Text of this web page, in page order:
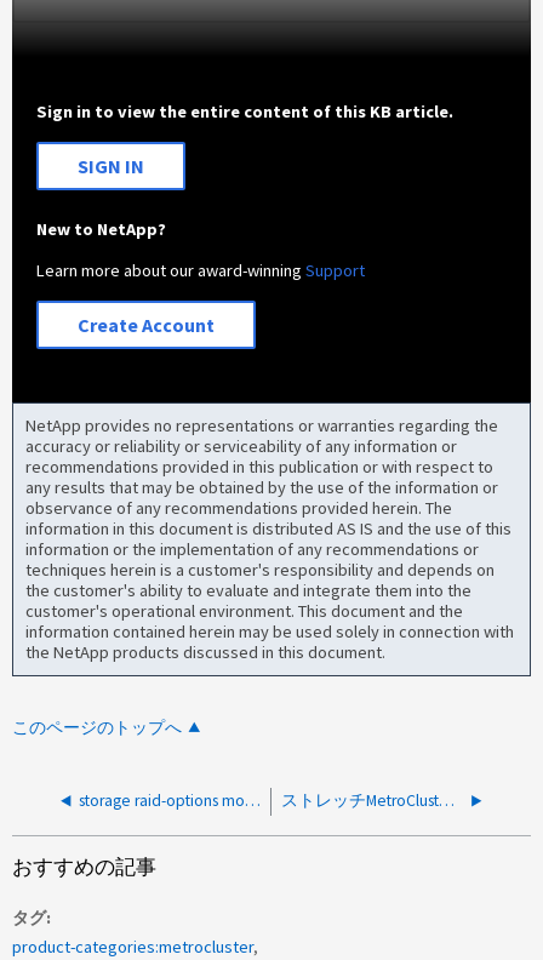
Sign in to view the entire content of this KB article.
SIGN IN
New to NetApp?
Learn more about our award-winningSupport
Create Account
NetApp provides no representations or warranties regarding the
accuracy or reliability or serviceability of any information or
recommendations provided in this publication or with respect to
any results that may be obtained by the use of the information or
observance of any recommendations provided herein. The
information in this document is distributed AS IS and the use of this
information or the implementation of any recommendations or
techniques herein is a customer's responsibility and depends on
the customer's ability to evaluate and integrate them into the
customer's operational environment. This document and the
information contained herein may be used solely in connection with
the NetApp products discussed in this document.
このページのトップへ
storage raid-options modify -node * -name raid.mirror_read_plex_pref alternate ストレッチMetroClusterスイッチオーバーノードに到達できません
おすすめの記事
タグ
product-categories:metrocluster